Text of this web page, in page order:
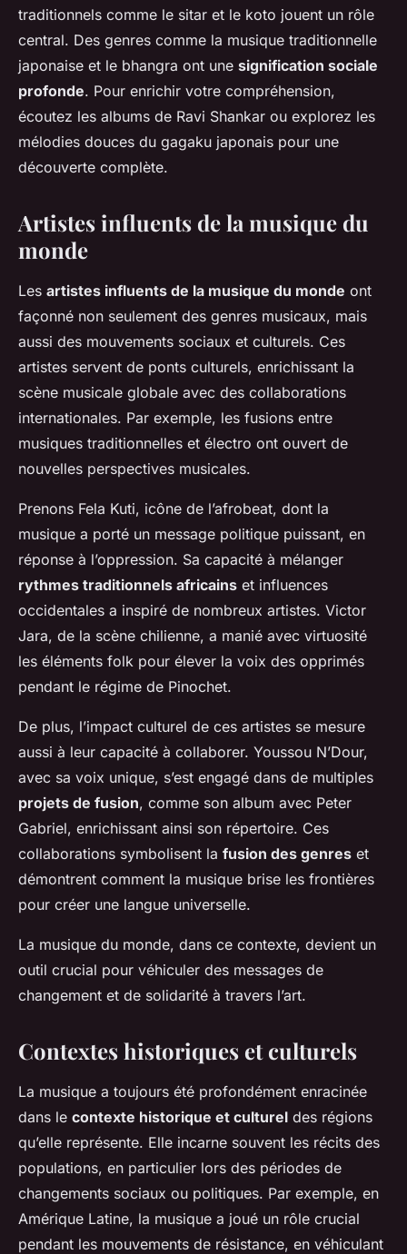
traditionnels comme le sitar et le koto jouent un rôle
central. Des genres comme la musique traditionnelle
japonaise et le bhangra ont une signification sociale
profonde. Pour enrichir votre compréhension,
écoutez les albums de Ravi Shankar ou explorez les
mélodies douces du gagaku japonais pour une
découverte complète.
Artistes influents de la musique du
monde
Les artistes influents de la musique du monde ont
façonné non seulement des genres musicaux, mais
aussi des mouvements sociaux et culturels. Ces
artistes servent de ponts culturels, enrichissant la
scène musicale globale avec des collaborations
internationales. Par exemple, les fusions entre
musiques traditionnelles et électro ont ouvert de
nouvelles perspectives musicales.
Prenons Fela Kuti, icône de l’afrobeat, dont la
musique a porté un message politique puissant, en
réponse à l’oppression. Sa capacité à mélanger
rythmes traditionnels africains et influences
occidentales a inspiré de nombreux artistes. Victor
Jara, de la scène chilienne, a manié avec virtuosité
les éléments folk pour élever la voix des opprimés
pendant le régime de Pinochet.
De plus, l’impact culturel de ces artistes se mesure
aussi à leur capacité à collaborer. Youssou N’Dour,
avec sa voix unique, s’est engagé dans de multiples
projets de fusion, comme son album avec Peter
Gabriel, enrichissant ainsi son répertoire. Ces
collaborations symbolisent la fusion des genres et
démontrent comment la musique brise les frontières
pour créer une langue universelle.
La musique du monde, dans ce contexte, devient un
outil crucial pour véhiculer des messages de
changement et de solidarité à travers l’art.
Contextes historiques et culturels
La musique a toujours été profondément enracinée
dans le contexte historique et culturel des régions
qu’elle représente. Elle incarne souvent les récits des
populations, en particulier lors des périodes de
changements sociaux ou politiques. Par exemple, en
Amérique Latine, la musique a joué un rôle crucial
pendant les mouvements de résistance, en véhiculant